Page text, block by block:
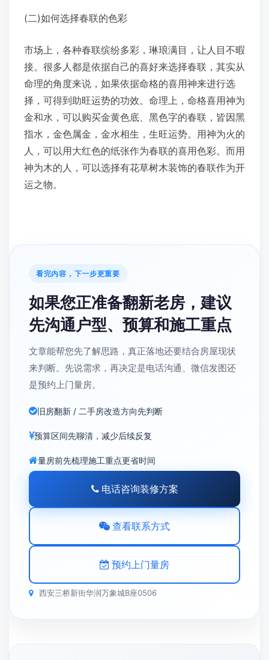
(二)如何选择春联的色彩
市场上，各种春联缤纷多彩，琳琅满目，让人目不暇
接。很多人都是依据自己的喜好来选择春联，其实从
命理的角度来说，如果依据命格的喜用神来进行选
择，可得到助旺运势的功效。命理上，命格喜用神为
金和水，可以购买金黄色底、黑色字的春联，皆因黑
指水，金色属金，金水相生，生旺运势。用神为火的
人，可以用大红色的纸张作为春联的喜用色彩。而用
神为木的人，可以选择有花草树木装饰的春联作为开
运之物。
看完内容，下一步更重要
如果您正准备翻新老房，建议
先沟通户型、预算和施工重点
文章能帮您先了解思路，真正落地还要结合房屋现状
来判断。先说需求，再决定是电话沟通、微信发图还
是预约上门量房。
旧房翻新 / 二手房改造方向先判断
预算区间先聊清，减少后续反复
量房前先梳理施工重点更省时间
电话咨询装修方案
查看联系方式
预约上门量房
西安三桥新街华润万象城B座0506